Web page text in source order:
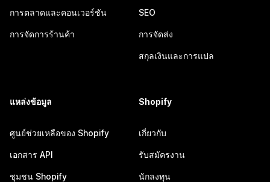
การตลาดและคอนเวอร์ชัน
การจัดการร้านค้า
SEO
การจัดส่ง
สกุลเงินและการแปล
แหล่งข้อมูล
ศูนย์ช่วยเหลือของ Shopify
เอกสาร API
ชุมชน Shopify
Shopify
เกี่ยวกับ
รับสมัครงาน
นักลงทุน